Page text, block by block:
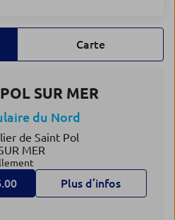
Carte
SUR MER
du Nord
de Saint Pol
MER
Plus d’infos